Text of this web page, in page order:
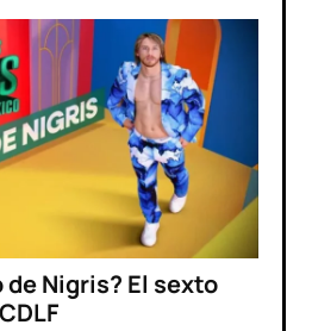
de Nigris? El sexto